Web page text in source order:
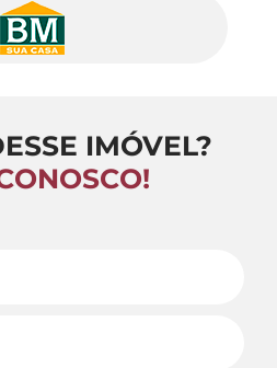
IMÓVEL?